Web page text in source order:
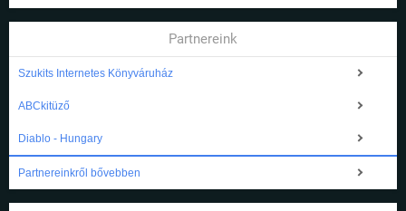
Partnereink
Szukits Internetes Könyváruház
ABCkitüző
Diablo - Hungary
Partnereinkről bővebben